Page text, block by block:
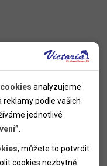
cookies analyzujeme
podle vašich
jednotlivé
, můžete to potvrdit
cookies nezbytně
stránka použitelná
stránky a
stránky. Webová
cookies.